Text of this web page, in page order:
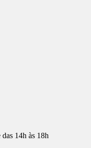
14h às 18h